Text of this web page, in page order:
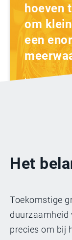
hoeven
om
een
Lisa St. Aubin
Het
Toekomstige
duurzaamheid
precies om bij